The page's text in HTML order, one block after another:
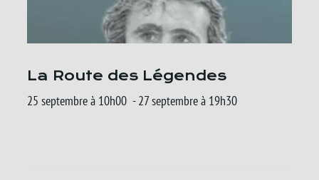
La Route des Légendes
25 septembre à 10h00 -27 septembre à 19h30